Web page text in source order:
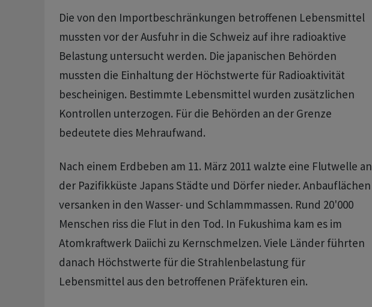
Die von den Importbeschränkungen betroffenen Lebensmittel
mussten vor der Ausfuhr in die Schweiz auf ihre radioaktive
Belastung untersucht werden. Die japanischen Behörden
mussten die Einhaltung der Höchstwerte für Radioaktivität
bescheinigen. Bestimmte Lebensmittel wurden zusätzlichen
Kontrollen unterzogen. Für die Behörden an der Grenze
bedeutete dies Mehraufwand.
Nach einem Erdbeben am 11. März 2011 walzte eine Flutwelle an
der Pazifikküste Japans Städte und Dörfer nieder. Anbauflächen
versanken in den Wasser- und Schlammmassen. Rund 20'000
Menschen riss die Flut in den Tod. In Fukushima kam es im
Atomkraftwerk Daiichi zu Kernschmelzen. Viele Länder führten
danach Höchstwerte für die Strahlenbelastung für
Lebensmittel aus den betroffenen Präfekturen ein.